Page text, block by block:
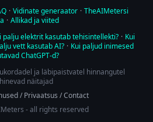
· Vidinate generaator · TheAIMetersi
· Allikad ja viited
palju elektrit kasutab tehisintellekti? · Kui
vett kasutab AI? · Kui paljud inimesed
ChatGPT-d?
ja läbipaistvatel hinnangutel
näitajad
/Privaatsus /Contact
- all rights reserved